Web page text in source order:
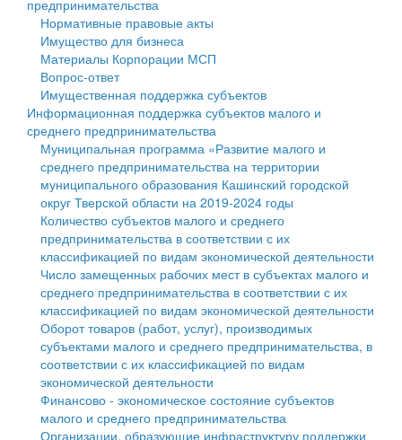
Государственные услуги
Промышленность и АПК
Экономика и бизнес
...
Символика
Устав
Гостям округа
Туризм
Культура
Образование
Здравоохранение
Социальная защита
Фотоальбом
муниципального округа Тверской области
Администрация Кашинского муниципального округа
Тверской области
Управление сельскими территориями
Открытые данные
Работа с обращениями граждан
Муниципальный контроль
Муниципальные услуги
Проекты административных регламентов
Антимонопольный комплаенс
Противодействие коррупции
Финансовое управление
Бюджет для граждан
Имущество
Выявление правообладателей ранее учтенных
объектов недвижимости
Имущественная поддержка субъектов малого и
среднего предпринимательства
Информационная поддержка субъектов малого и
среднего предпринимательства
Муниципальные программы
Контрольно-счетная палата
Персональные данные
предпринимательства
Нормативные правовые акты
Имущество для бизнеса
Материалы Корпорации МСП
Вопрос-ответ
Имущественная поддержка субъектов
Информационная поддержка субъектов малого и
среднего предпринимательства
Муниципальная программа «Развитие малого и
среднего предпринимательства на территории
муниципального образования Кашинский городской
округ Тверской области на 2019-2024 годы
Количество субъектов малого и среднего
предпринимательства в соответствии с их
классификацией по видам экономической деятельности
Число замещенных рабочих мест в субъектах малого и
среднего предпринимательства в соответствии с их
классификацией по видам экономической деятельности
Оборот товаров (работ, услуг), производимых
субъектами малого и среднего предпринимательства, в
соответствии с их классификацией по видам
экономической деятельности
Финансово - экономическое состояние субъектов
малого и среднего предпринимательства
Организации, образующие инфраструктуру поддержки